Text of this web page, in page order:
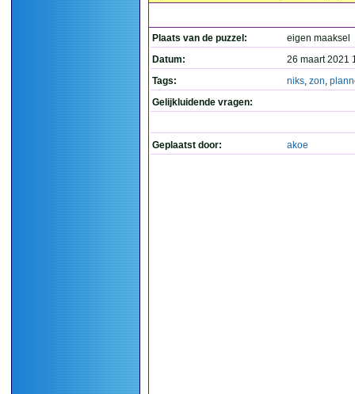
Plaats van de puzzel:
eigen maaksel
Datum:
26 maart 2021
Tags:
niks, zon,
Gelijkluidende vragen:
Geplaatst door: akoe